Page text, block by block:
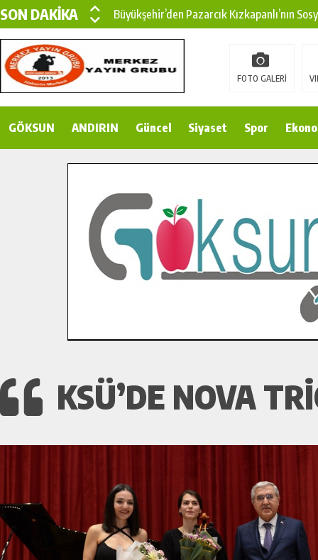
SON DAKİKA
Büyükşehir’den Pazarcık Kızkapanlı’nın
Büyükşehir’den Pazarcık Kırsalına Modern
Çin’den KSÜ’ye Uluslararası Başarı:
Gençler Pusula Maraş Kampında Yeni
İlçe Jandarma Komutanı Karakaya’dan
Bertiz’in Yeni Köprüsünde Sona Doğru.
FOTO GALERİ
GÖKSUN ANDIRIN Güncel Siyaset Spor
KSÜ’DE NOVA